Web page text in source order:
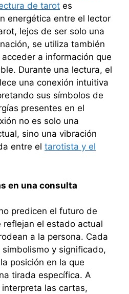
de tarot es
energética entre el lector
lejos de ser solo una
se utiliza también
a información que
Durante una lectura, el
una conexión intuitiva
sus símbolos de
presentes en el
no es solo una
sino una vibración
entre el tarotista y el
en una consulta
predicen el futuro de
reflejan el estado actual
a la persona. Cada
y significado,
posición en la que
tirada específica. A
las cartas,